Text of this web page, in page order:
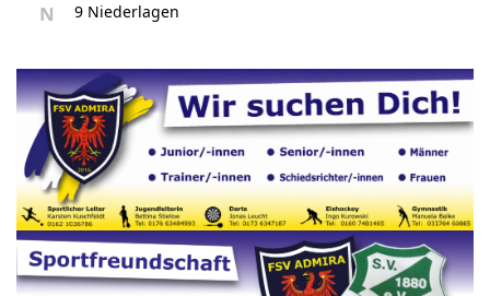
N 9 Niederlagen